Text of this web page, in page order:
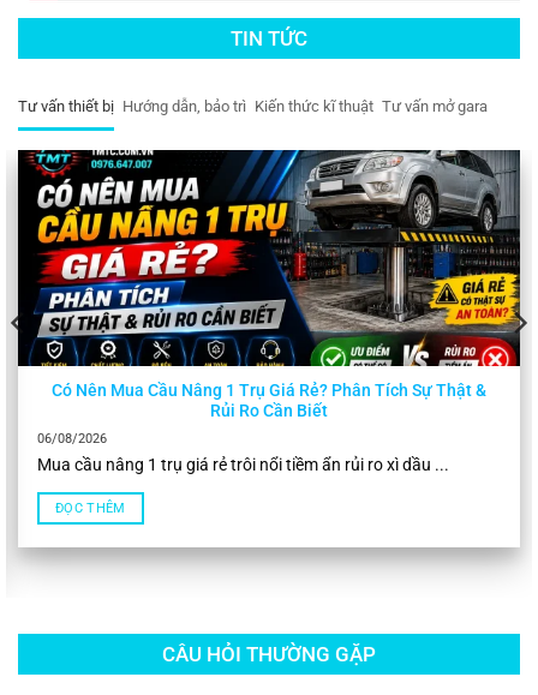
TIN TỨC
Tư vấn thiết bị Hướng dẫn, bảo trì Kiến thức kĩ thuật Tư vấn mở gara
Có Nên Mua Cầu Nâng 1 Trụ Giá Rẻ? Phân Tích Sự Thật &
Rủi Ro Cần Biết
06/08/2026
Mua cầu nâng 1 trụ giá rẻ trôi nổi tiềm ẩn rủi ro xì dầu ...
ĐỌC THÊM
CÂU HỎI THƯỜNG GẶP